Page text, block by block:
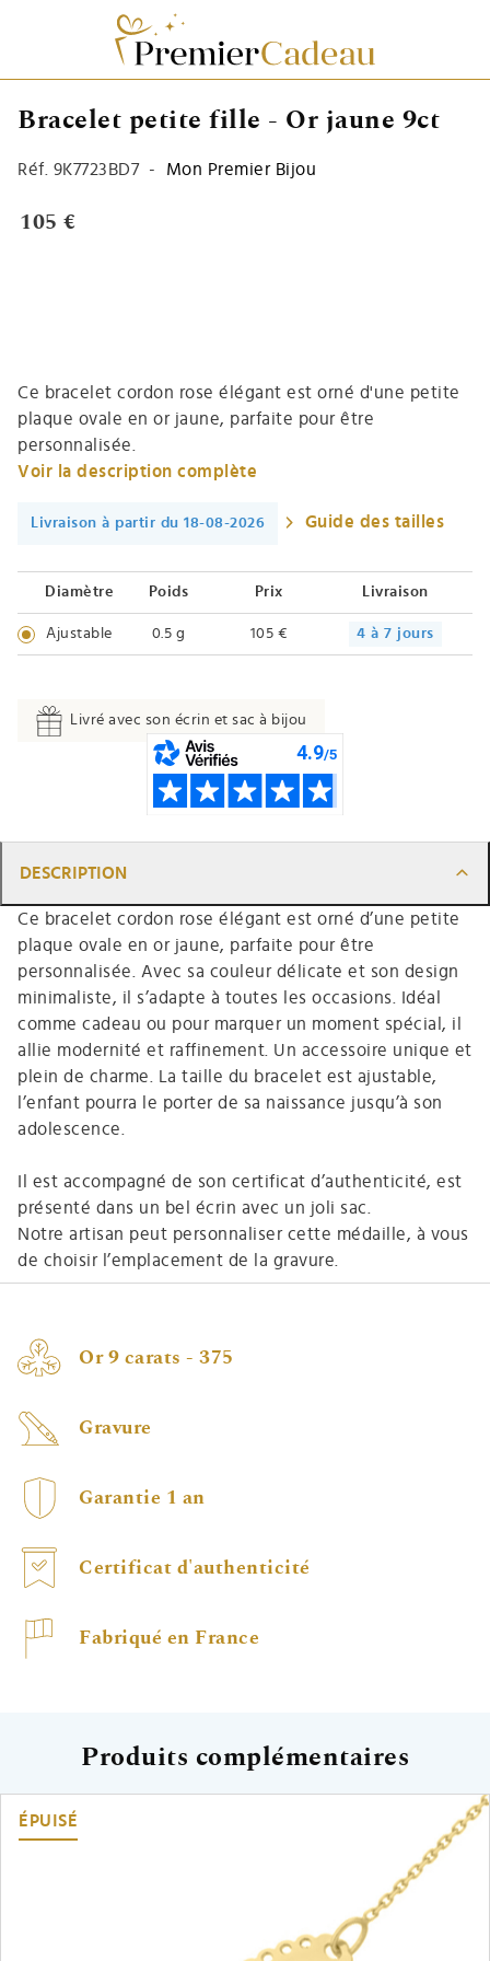
Bracelet petite fille - Or jaune 9ct
Réf. 9K7723BD7 - Mon Premier Bijou
105 €
Ce bracelet cordon rose élégant est orné d'une petite
plaque ovale en or jaune, parfaite pour être
personnalisée.
Voir la description complète
Livraison à partir du 18-08-2026 Guide des tailles
Diamètre Poids Prix Livraison
Ajustable 0.5 g 105 € 4 à 7 jours
Livré avec son écrin et sac à bijou
DESCRIPTION
Ce bracelet cordon rose élégant est orné d’une petite
plaque ovale en or jaune, parfaite pour être
personnalisée. Avec sa couleur délicate et son design
minimaliste, il s’adapte à toutes les occasions. Idéal
comme cadeau ou pour marquer un moment spécial, il
allie modernité et raffinement. Un accessoire unique et
plein de charme. La taille du bracelet est ajustable,
l’enfant pourra le porter de sa naissance jusqu’à son
adolescence.
Il est accompagné de son certificat d’authenticité, est
présenté dans un bel écrin avec un joli sac.
Notre artisan peut personnaliser cette médaille, à vous
de choisir l’emplacement de la gravure.
Or 9 carats - 375
Gravure
Garantie 1 an
Certificat d'authenticité
Fabriqué en France
Produits complémentaires
ÉPUISÉ